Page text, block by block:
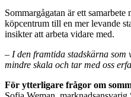
Sommargågatan är ett
köpcentrum till en mer levande
insikter att arbeta vidare med.
– I den framtida stadskärna som
mindre skala och tar med oss
För ytterligare frågor om